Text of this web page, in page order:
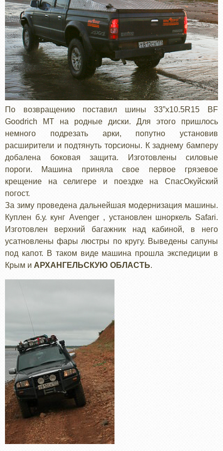
По возвращению поставил шины 33”x10.5R15 BF
Goodrich MT на родные диски. Для этого пришлось
немного подрезать арки, попутно установив
расширители и подтянуть торсионы. К заднему бамперу
добалена боковая защита. Изготовлены силовые
пороги. Машина приняла свое первое грязевое
крещение на селигере и поездке на СпасОкуйский
погост.
За зиму проведена дальнейшая модернизация машины.
Куплен б.у. кунг Avenger , установлен шноркель Safari.
Изготовлен верхний багажник над кабиной, в него
усатновлены фары люстры по кругу. Выведены сапуны
под капот. В таком виде машина прошла экспедиции в
Крым и АРХАНГЕЛЬСКУЮ ОБЛАСТЬ.